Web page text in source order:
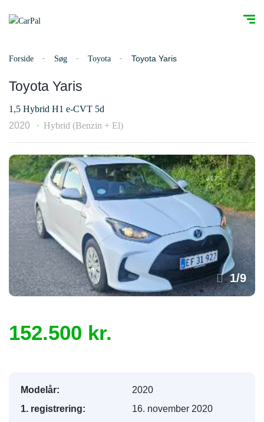
Forside Søg Toyota Toyota Yaris
Toyota Yaris
1,5 Hybrid H1 e-CVT 5d
2020
Hybrid (Benzin + El)
1/9
152.500 kr.
Modelår:
2020
1. registrering:
16. november 2020